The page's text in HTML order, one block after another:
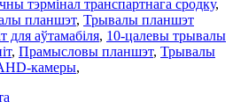
тэрмінал транспартнага сродку,
планшэт, Трывалы планшэт
для аўтамабіля, 10-цалевы трывалы
, Прамысловы планшэт, Трывалы
камеры,